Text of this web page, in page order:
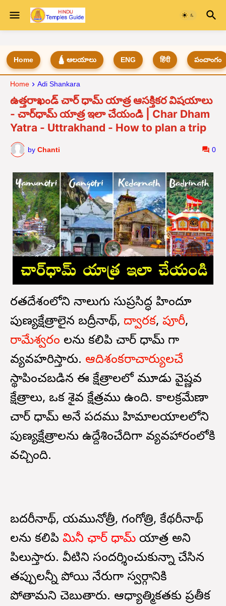
Home 🛕 ఆలయాలు ENG हिंदी పంచాంగం
Home Adi Shankara
ఉత్తరాఖండ్ చార్ ధామ్ యాత్ర ఆసక్తికర విషయాలు
- చార్‌ధామ్‌ యాత్ర ఇలా చేయండి | Char Dham
Yatra - Uttrakhand - How to plan a trip
by Chanti 0
భారతదేశంలోని నాలుగు సుప్రసిద్ధ హిందూ
పుణ్యక్షేత్రాలైన బద్రీనాథ్, ద్వారక, పూరీ,
రామేశ్వరం లను కలిపి చార్‌ ధామ్‌ గా
వ్యవహరిస్తారు. ఆదిశంకరాచార్యులచే
స్థాపించబడిన ఈ క్షేత్రాలలో మూడు వైష్ణవ
క్షేత్రాలు, ఒక శైవ క్షేత్రము ఉంది. కాలక్రమేణా
చార్‌ ధామ్‌ అనే పదము హిమాలయాలలోని
పుణ్యక్షేత్రాలను ఉద్దేశించేదిగా వ్యవహారంలోకి
వచ్చింది.
బదరీనాథ్, యమునోత్రీ, గంగోత్రి, కేథరీనాథ్
లను కలిపి మినీ ఛార్ ధామ్ యాత్ర అని
పిలుస్తారు. వీటిని సందర్శించుకున్నా చేసిన
తప్పులన్నీ పోయి నేరుగా స్వర్గానికి
పోతామని చెబుతారు. ఆధ్యాత్మికతకు ప్రతీక